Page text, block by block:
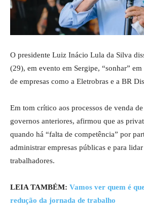
O presidente Luiz Inácio Lula da Silva
(29), em evento em Sergipe, “sonhar”
de empresas como a Eletrobras e a BR
Em tom crítico aos processos de venda
governos anteriores, afirmou que as
quando há “falta de competência” por
administrar empresas públicas e para
trabalhadores.
LEIA TAMBÉM: Vamos ver quem é
redução da jornada de trabalho